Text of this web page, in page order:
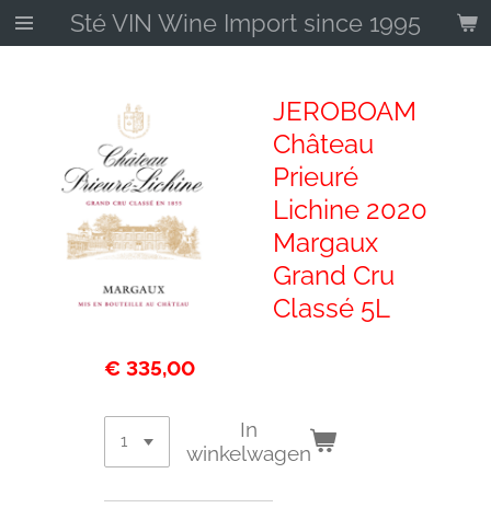
Ga
direct
Sté VIN Wine Import since 1995
JEROBOAM
Château
Prieuré
Lichine 2020
Margaux
Grand Cru
Classé 5L
€ 335,00
In
winkelwagen